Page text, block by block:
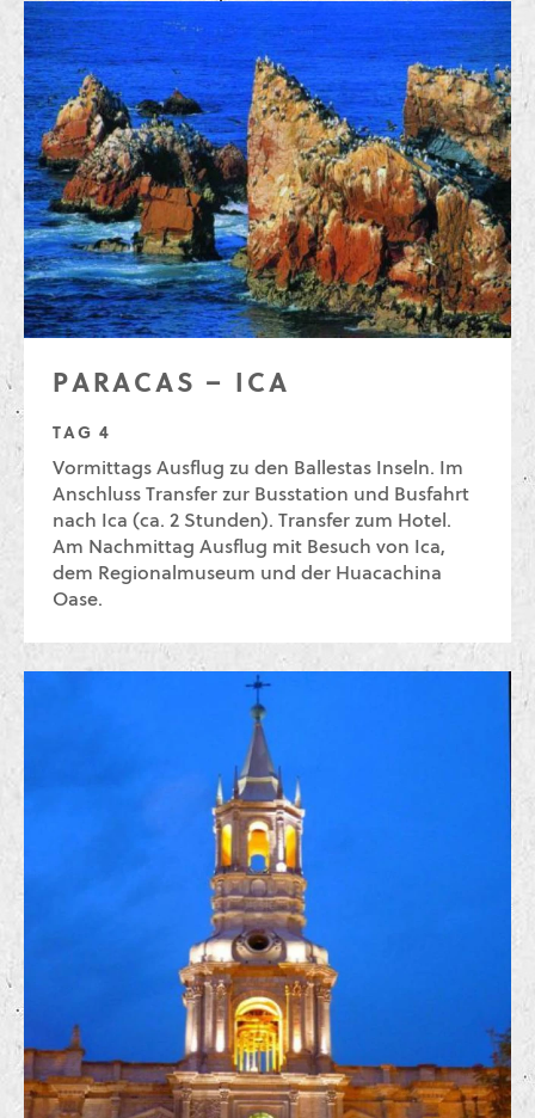
PARACAS – ICA
TAG 4
Vormittags Ausflug zu den Ballestas Inseln. Im
Anschluss Transfer zur Busstation und Busfahrt
nach Ica (ca. 2 Stunden). Transfer zum Hotel.
Am Nachmittag Ausflug mit Besuch von Ica,
dem Regionalmuseum und der Huacachina
Oase.